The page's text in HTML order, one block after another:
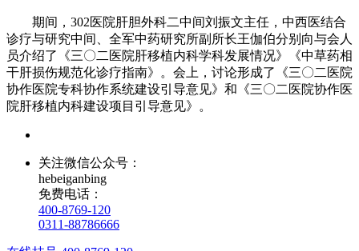
期间，302医院肝胆外科二中间刘振文主任，中西医结合
诊疗与研究中间、全军中药研究所副所长王伽伯分别向与会人
员介绍了《三〇二医院肝移植内科学科发展情况》《中草药相
干肝损伤规范化诊疗指南》。会上，讨论形成了《三〇二医院
协作医院专科协作系统建设引导意见》和《三〇二医院协作医
院肝移植内科建设项目引导意见》。
关注微信公众号：
hebeiganbing
免费电话：
400-8769-120
0311-88786666